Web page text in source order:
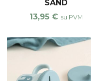
SAND
13,95 € su PVM